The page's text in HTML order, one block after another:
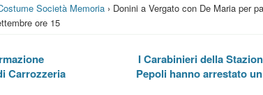
Società Memoria› Donini a Vergato con De Maria per
ore 15
Carrozzeria
I Carabinieri della
Pepoli hanno arrestato